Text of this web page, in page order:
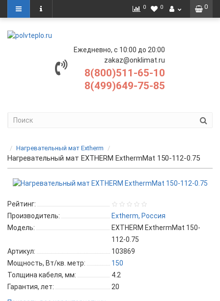
0
0 0
Ежедневно, с 10:00 до 20:00
zakaz@onklimat.ru
8(800)511-65-10
8(499)649-75-85
Нагревательный мат Extherm
Нагревательный мат EXTHERM ExthermMat 150-112-0.75
Рейтинг:
Производитель:
Extherm, Россия
Модель:
EXTHERM ExthermMat 150-
112-0.75
Артикул:
103869
Мощность, Вт/кв. метр:
150
Толщина кабеля, мм:
4.2
Гарантия, лет:
20